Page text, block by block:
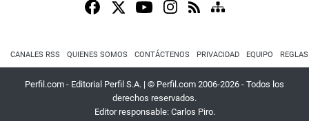
CANALES RSS QUIENES SOMOS CONTÁCTENOS PRIVACIDAD EQUIPO
Perfil.com - Editorial Perfil S.A. | © Perfil.com 2006-2026 - Todos los
derechos reservados.
Editor responsable: Carlos Piro.